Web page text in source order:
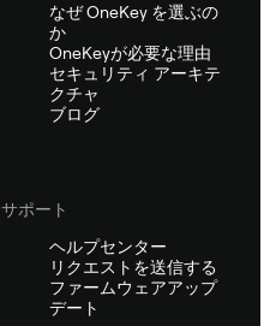
なぜ OneKey を選ぶの
か
OneKeyが必要な理由
セキュリティ アーキテ
クチャ
ブログ
サポート
ヘルプセンター
リクエストを送信する
ファームウェアアップ
デート